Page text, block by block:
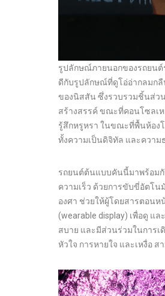
รูปลักษณ์ภายนอกของรถยนต์
ดีกับรูปลักษณ์ที่ดูโอ่อ่ากลมก
ของนิสสัน ซึ่งรวบรวมชิ้นส่วน
สร้างสรรค์ ขณะที่คอนโซลเ
รู้สึกหรูหรา ในขณะที่พื้นห้อง
ทั้งความเป็นดิจิทัล และความ
รถยนต์ต้นแบบคันนี้มาพร้อมกั
ความเร็ว ด้วยการขับขี่อัตโน
องศา ช่วยให้ผู้โดยสารตอน
(wearable display) เพื่อดู แ
สบาย และมีส่วนร่วมในการเ
หัวใจ การหายใจ และเหงื่อ